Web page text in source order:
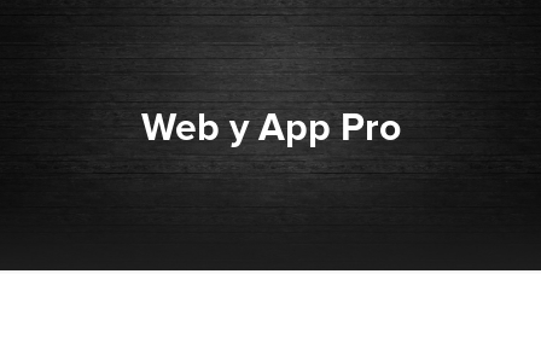
Web y App Pro